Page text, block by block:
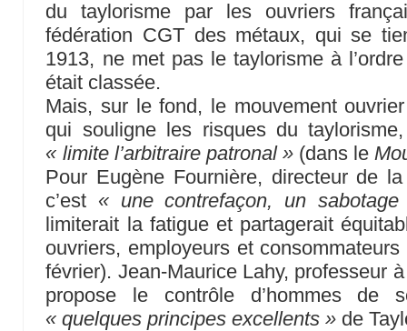
du taylorisme par les ouvriers
fédération CGT des métaux, qui se
1913, ne met pas le taylorisme à
était classée.
Mais, sur le fond, le mouvement
qui souligne les risques du
« limite l’arbitraire patronal »(dans le
Pour Eugène Fournière, directeur de
c’est « une contrefaçon, un
limiterait la fatigue et partagerait
ouvriers, employeurs et consommateurs
février). Jean-Maurice Lahy, professeur
propose le contrôle d’hommes de
« quelques principes excellents » de